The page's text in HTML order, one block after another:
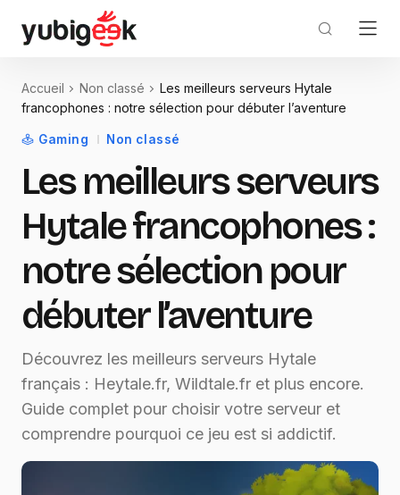
Accueil Non classé
Les meilleurs serveurs Hytale
francophones : notre sélection pour débuter l’aventure
Gaming Non classé
Les meilleurs serveurs
Hytale francophones :
notre sélection pour
débuter l’aventure
Découvrez les meilleurs serveurs Hytale
français : Heytale.fr, Wildtale.fr et plus encore.
Guide complet pour choisir votre serveur et
comprendre pourquoi ce jeu est si addictif.